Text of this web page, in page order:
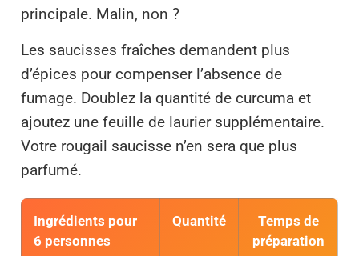
principale. Malin, non ?
Les saucisses fraîches demandent plus
d’épices pour compenser l’absence de
fumage. Doublez la quantité de curcuma et
ajoutez une feuille de laurier supplémentaire.
Votre rougail saucisse n’en sera que plus
parfumé.
Ingrédients pour
6 personnes
Quantité
Temps de
préparation